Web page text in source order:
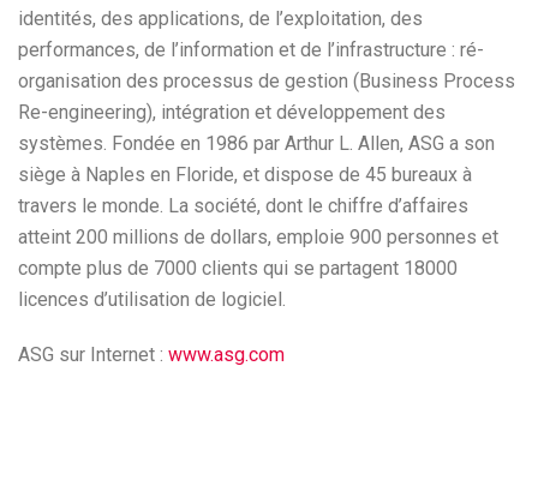
identités, des applications, de l’exploitation, des
performances, de l’information et de l’infrastructure : ré-
organisation des processus de gestion (Business Process
Re-engineering), intégration et développement des
systèmes. Fondée en 1986 par Arthur L. Allen, ASG a son
siège à Naples en Floride, et dispose de 45 bureaux à
travers le monde. La société, dont le chiffre d’affaires
atteint 200 millions de dollars, emploie 900 personnes et
compte plus de 7000 clients qui se partagent 18000
licences d’utilisation de logiciel.
ASG sur Internet : www.asg.com